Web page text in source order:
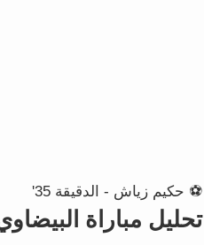
⚽ حكيم زياش - الدقيقة 35'
تحليل مباراة